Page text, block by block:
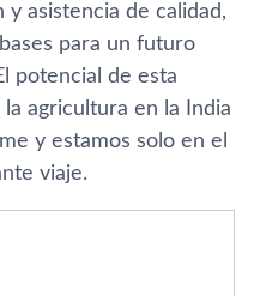
asistencia de calidad,
para un futuro
potencial de esta
agricultura en la India
y estamos solo en el
viaje.